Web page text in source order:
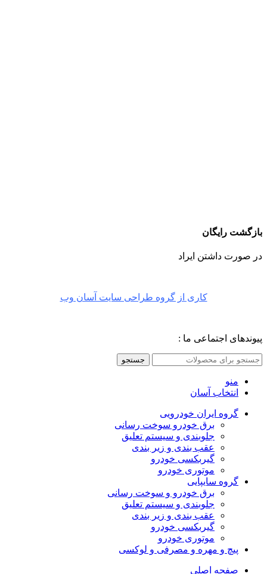
بازگشت رایگان
در صورت داشتن ایراد
کاری از گروه طراحی سایت آسان وب
پیوندهای اجتماعی ما :
جستجو
منو
انتخاب آسان
گروه ایران خودرویی
برق خودرو سوخت رسانی
جلوبندی و سیستم تعلیق
عقب بندی و زیر بندی
گیربکسی خودرو
موتوری خودرو
گروه سایپایی
برق خودرو و سوخت رسانی
جلوبندی و سیستم تعلیق
عقب بندی و زیر بندی
گیربکسی خودرو
موتوری خودرو
پیچ و مهره و مصرفی و لوکسی
صفحه اصلی